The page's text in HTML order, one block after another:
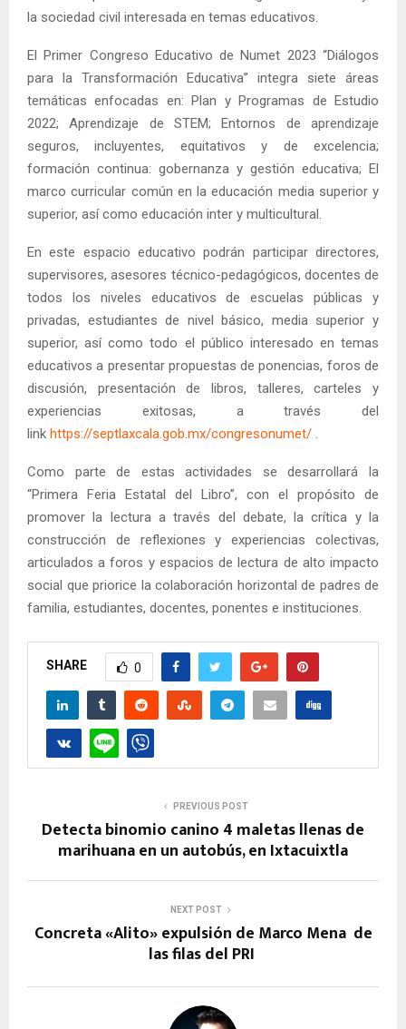
la sociedad civil interesada en temas educativos.
El Primer Congreso Educativo de Numet 2023 “Diálogos
para la Transformación Educativa” integra siete áreas
temáticas enfocadas en: Plan y Programas de Estudio
2022; Aprendizaje de STEM; Entornos de aprendizaje
seguros, incluyentes, equitativos y de excelencia;
formación continua: gobernanza y gestión educativa; El
marco curricular común en la educación media superior y
superior, así como educación inter y multicultural.
En este espacio educativo podrán participar directores,
supervisores, asesores técnico-pedagógicos, docentes de
todos los niveles educativos de escuelas públicas y
privadas, estudiantes de nivel básico, media superior y
superior, así como todo el público interesado en temas
educativos a presentar propuestas de ponencias, foros de
discusión, presentación de libros, talleres, carteles y
experiencias exitosas, a través del
link https://septlaxcala.gob.mx/congresonumet/
Como parte de estas actividades se desarrollará la
“Primera Feria Estatal del Libro”, con el propósito de
promover la lectura a través del debate, la crítica y la
construcción de reflexiones y experiencias colectivas,
articulados a foros y espacios de lectura de alto impacto
social que priorice la colaboración horizontal de padres de
familia, estudiantes, docentes, ponentes e instituciones.
SHARE 0
PREVIOUS POST
Detecta binomio canino 4 maletas llenas de
marihuana en un autobús, en Ixtacuixtla
NEXT POST
Concreta «Alito» expulsión de Marco Mena de
las filas del PRI